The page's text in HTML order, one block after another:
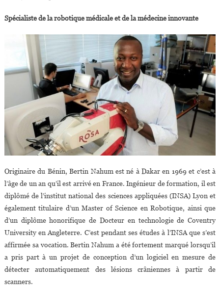
Spécialiste de la robotique médicale et de la médecine innovante
Originaire du Bénin, Bertin Nahum est né à Dakar en 1969 et c’est à
l’âge de un an qu’il est arrivé en France. Ingénieur de formation, il est
diplômé de l’institut national des sciences appliquées (INSA) Lyon et
également titulaire d’un Master of Science en Robotique, ainsi que
d’un diplôme honorifique de Docteur en technologie de Coventry
University en Angleterre. C’est pendant ses études à l’INSA que s’est
affirmée sa vocation. Bertin Nahum a été fortement marqué lorsqu’il
a pris part à un projet de conception d’un logiciel en mesure de
détecter automatiquement des lésions crâniennes à partir de
scanners.